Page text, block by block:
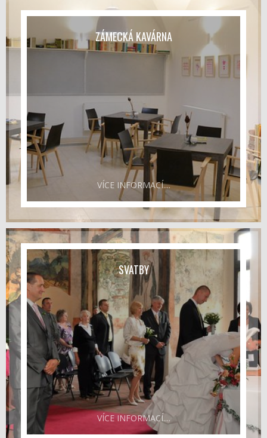
ZÁMECKÁ KAVÁRNA
VÍCE INFORMACÍ....
SVATBY
VÍCE INFORMACÍ....